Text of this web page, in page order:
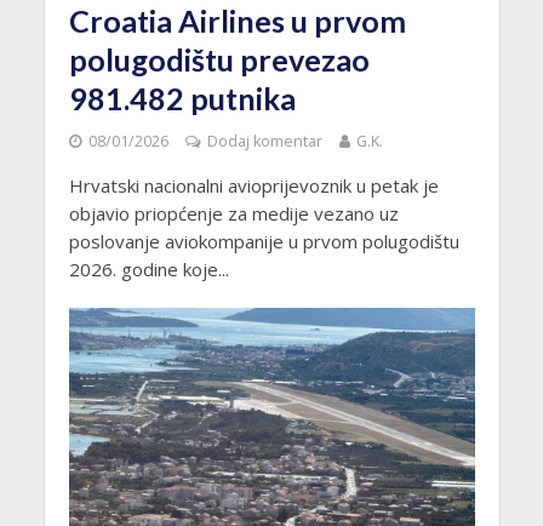
Croatia Airlines u prvom
polugodištu prevezao
981.482 putnika
08/01/2026 Dodaj komentar G.K.
Hrvatski nacionalni avioprijevoznik u petak je
objavio priopćenje za medije vezano uz
poslovanje aviokompanije u prvom polugodištu
2026. godine koje...